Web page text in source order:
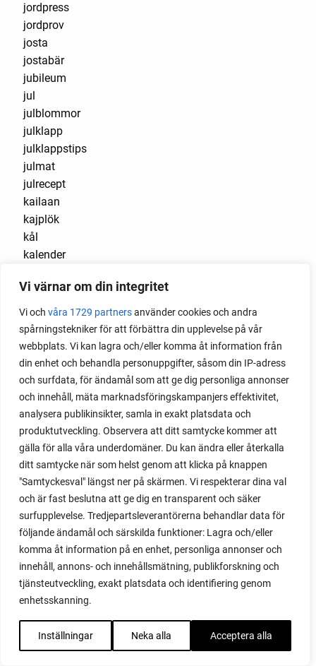
Vi värnar om din integritet
Vi och våra 1729 partnersanvänder cookies och andra
spårningstekniker för att förbättra din upplevelse på vår
webbplats. Vi kan lagra och/eller komma åt information från
din enhet och behandla personuppgifter, såsom din IP-adress
och surfdata, för ändamål som att ge dig personliga annonser
och innehåll, mäta marknadsföringskampanjers effektivitet,
analysera publikinsikter, samla in exakt platsdata och
produktutveckling. Observera att ditt samtycke kommer att
gälla för alla våra underdomäner. Du kan ändra eller återkalla
ditt samtycke när som helst genom att klicka på knappen
"Samtyckesval" längst ner på skärmen. Vi respekterar dina val
och är fast beslutna att ge dig en transparent och säker
surfupplevelse. Tredjepartsleverantörerna behandlar data för
följande ändamål och särskilda funktioner: Lagra och/eller
komma åt information på en enhet, personliga annonser och
innehåll, annons- och innehållsmätning, publikforskning och
tjänsteutveckling, exakt platsdata och identifiering genom
enhetsskanning.
Inställningar Neka alla Acceptera alla
jordpress
jordprov
josta
jostabär
jubileum
jul
julblommor
julklapp
julklappstips
julmat
julrecept
kailaan
kajplök
kål
kalender
kalibos
kållarver
kallbänk
kallsådd
kålmal
kålnät
kålrabbi
kålrot
kålsorter
kanin
kant
kantlök
kapkrusbär
kardon
kärleksört
kärna ur
kartong
kasse
kastanjestaket
katt
katter